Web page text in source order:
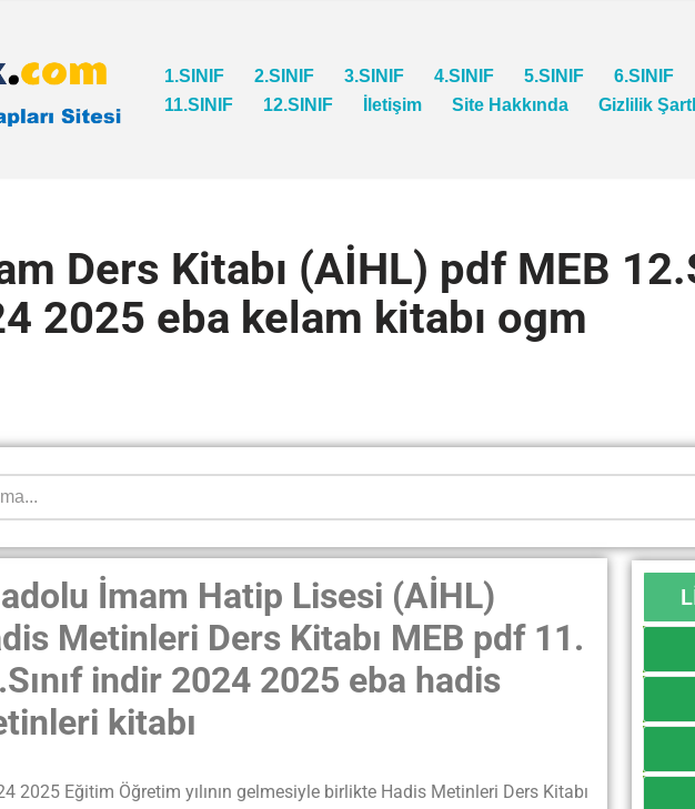
1.SINIF 2.SINIF 3.SINIF 4.SINIF 5.SINIF
6.SINIF
11.SINIF
12.SINIF İletişim Site Hakkında Gizlilik
Ders Kitabı (AİHL) pdf MEB
2025 eba kelam kitabı ogm
İmam Hatip Lisesi (AİHL)
Metinleri Ders Kitabı MEB pdf 11.
indir 2024 2025 eba hadis
kitabı
2025 Eğitim Öğretim yılının gelmesiyle birlikte Hadis Metinleri Ders Kitabı